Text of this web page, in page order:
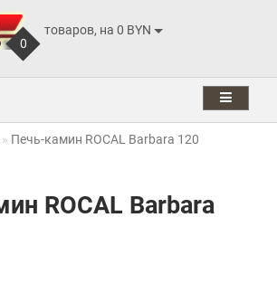
0
товаров, на 0 BYN
Печь-камин ROCAL Barbara 120
ROCAL Barbara